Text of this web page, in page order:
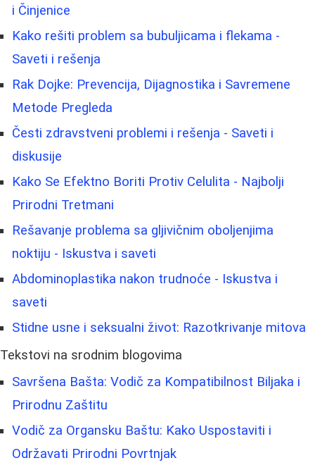
i Činjenice
Kako rešiti problem sa bubuljicama i flekama -
Saveti i rešenja
Rak Dojke: Prevencija, Dijagnostika i Savremene
Metode Pregleda
Česti zdravstveni problemi i rešenja - Saveti i
diskusije
Kako Se Efektno Boriti Protiv Celulita - Najbolji
Prirodni Tretmani
Rešavanje problema sa gljivičnim oboljenjima
noktiju - Iskustva i saveti
Abdominoplastika nakon trudnoće - Iskustva i
saveti
Stidne usne i seksualni život: Razotkrivanje mitova
Tekstovi na srodnim blogovima
Savršena Bašta: Vodič za Kompatibilnost Biljaka i
Prirodnu Zaštitu
Vodič za Organsku Baštu: Kako Uspostaviti i
Održavati Prirodni Povrtnjak